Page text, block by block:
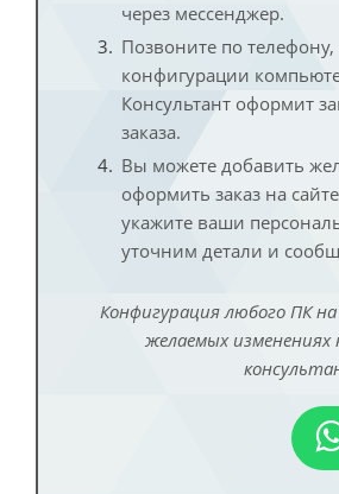
через мессенджер.
Позвоните по
конфигурации
Консультант оформит
заказа.
Вы можете добавить
оформить заказ на
укажите ваши
уточним детали и
Конфигурация любого ПК
желаемых